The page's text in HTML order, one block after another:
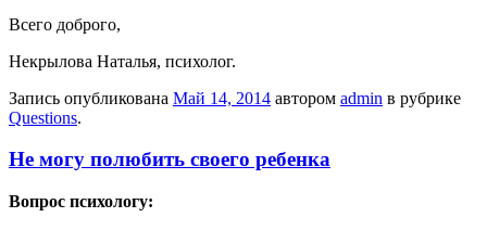
Всего доброго,
Некрылова Наталья, психолог.
Запись опубликована Май 14, 2014 автором admin в рубрике
Questions.
Не могу полюбить своего ребенка
Вопрос психологу: